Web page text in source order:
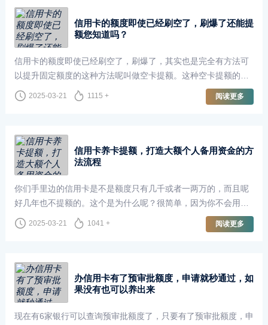
信用卡的额度即使已经刷空了，刷爆了还能提
额您知道吗？
信用卡的额度即使已经刷空了，刷爆了，其实也是完全有方法可
以提升固定额度的这种方法呢叫做空卡提额。这种空卡提额的方
法其实最最最核心的问题呢就是降低负债率。只要你负债率降低
了，那你的额度完全有机会被提升。···
2025-03-21 1115 + 阅读更多
信用卡养卡提额，打造大额个人备用资金的方
法流程
你们手里边的信用卡是不是额度只有几千或者一两万的，而且呢
好几年也不提额的。这个是为什么呢？很简单，因为你不会用银
行竟然给你批卡了，不管是几千的还是几万的，这个呢就说明你
已经符合了银行的发卡标准，但是怎···
2025-03-21 1041 + 阅读更多
办信用卡有了预审批额度，申请就秒通过，如
果没有也可以养出来
现在有6家银行可以查询预审批额度了，只要有了预审批额度，申